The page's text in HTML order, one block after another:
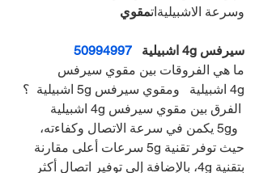
وسرعة الاشبيليةاتمقوي
سيرفس 4g اشبيلية
50994997
ما هي الفروقات بين مقوي سيرفس
4g اشبيلية   ومقوي سيرفس 5g اشبيلية  ؟
الفرق بين مقوي سيرفس 4g اشبيلية
و5g يكمن في سرعة الاتصال وكفاءته،
حيث توفر تقنية 5g سرعات أعلى مقارنة
بتقنية 4g، بالإضافة إلى توفير اتصال أكثر